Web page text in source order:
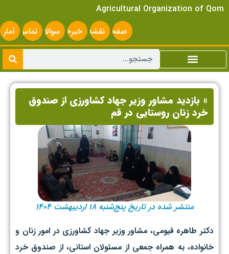
Agricultural Organization of Qom
صفحه
اصلی
نقشه
سایت
خبرخوانسوالات
متداول
تماس
با ما
آمار
» بازدید مشاور وزیر جهاد کشاورزی از صندوق
خرد زنان روستایی در قم
منتشر شده در تاریخ پنج‌شنبه ۱۸ اردیبهشت ۱۴۰۴
دکتر طاهره قیومی، مشاور وزیر جهاد کشاورزی در امور زنان و
خانواده، به همراه جمعی از مسئولان استانی، از صندوق خرد